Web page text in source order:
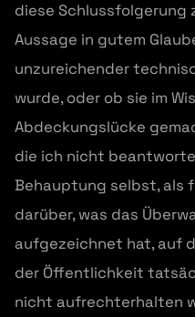
diese Schlussfolgerung
Aussage in gutem
unzureichender
wurde, oder ob sie im
Abdeckungslücke
die ich nicht
Behauptung selbst, als
darüber, was das
aufgezeichnet hat, auf
der Öffentlichkeit
nicht aufrechterhalten